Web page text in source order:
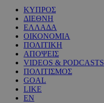
ΚΥΠΡΟΣ
ΔΙΕΘΝΗ
ΕΛΛΑΔΑ
ΟΙΚΟΝΟΜΙΑ
ΠΟΛΙΤΙΚΗ
ΑΠΟΨΕΙΣ
VIDEOS & PODCASTS
ΠΟΛΙΤΙΣΜΟΣ
GOAL
LIKE
EN